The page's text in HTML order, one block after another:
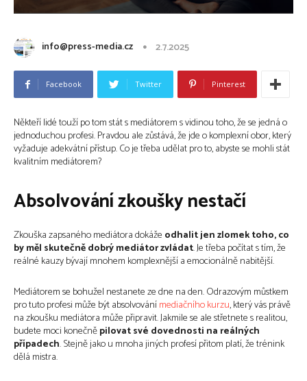
info@press-media.cz 2.7.2025
Facebook Twitter Pinterest
Někteří lidé touží po tom stát s mediátorem s vidinou toho, že se jedná o
jednoduchou profesi. Pravdou ale zůstává, že jde o komplexní obor, který
vyžaduje adekvátní přístup. Co je třeba udělat pro to, abyste se mohli stát
kvalitním mediátorem?
Absolvování zkoušky nestačí
Zkouška zapsaného mediátora dokáže odhalit jen zlomek toho, co
by měl skutečně dobrý mediátor zvládat. Je třeba počítat s tím, že
reálné kauzy bývají mnohem komplexnější a emocionálně nabitější.
Mediátorem se bohužel nestanete ze dne na den. Odrazovým můstkem
pro tuto profesi může být absolvovánímediačního kurzu, který vás právě
na zkoušku mediátora může připravit. Jakmile se ale střetnete s realitou,
budete moci konečněpilovat své dovednosti na reálných
případech. Stejně jako u mnoha jiných profesí přitom platí, že trénink
dělá mistra.